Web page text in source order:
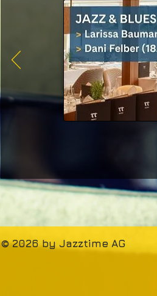
© 2026 by Jazztime AG